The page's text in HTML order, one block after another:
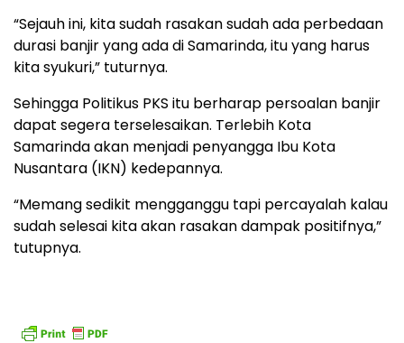
“Sejauh ini, kita sudah rasakan sudah ada perbedaan
durasi banjir yang ada di Samarinda, itu yang harus
kita syukuri,” tuturnya.
Sehingga Politikus PKS itu berharap persoalan banjir
dapat segera terselesaikan. Terlebih Kota
Samarinda akan menjadi penyangga Ibu Kota
Nusantara (IKN) kedepannya.
“Memang sedikit mengganggu tapi percayalah kalau
sudah selesai kita akan rasakan dampak positifnya,”
tutupnya.